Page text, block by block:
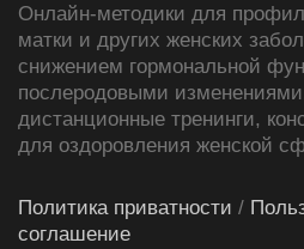
Онлайн-методики для
матки и других женских
снижением гормональной
послеродовыми
дистанционные тренинги,
для оздоровления женской
Политика приватности /
соглашение